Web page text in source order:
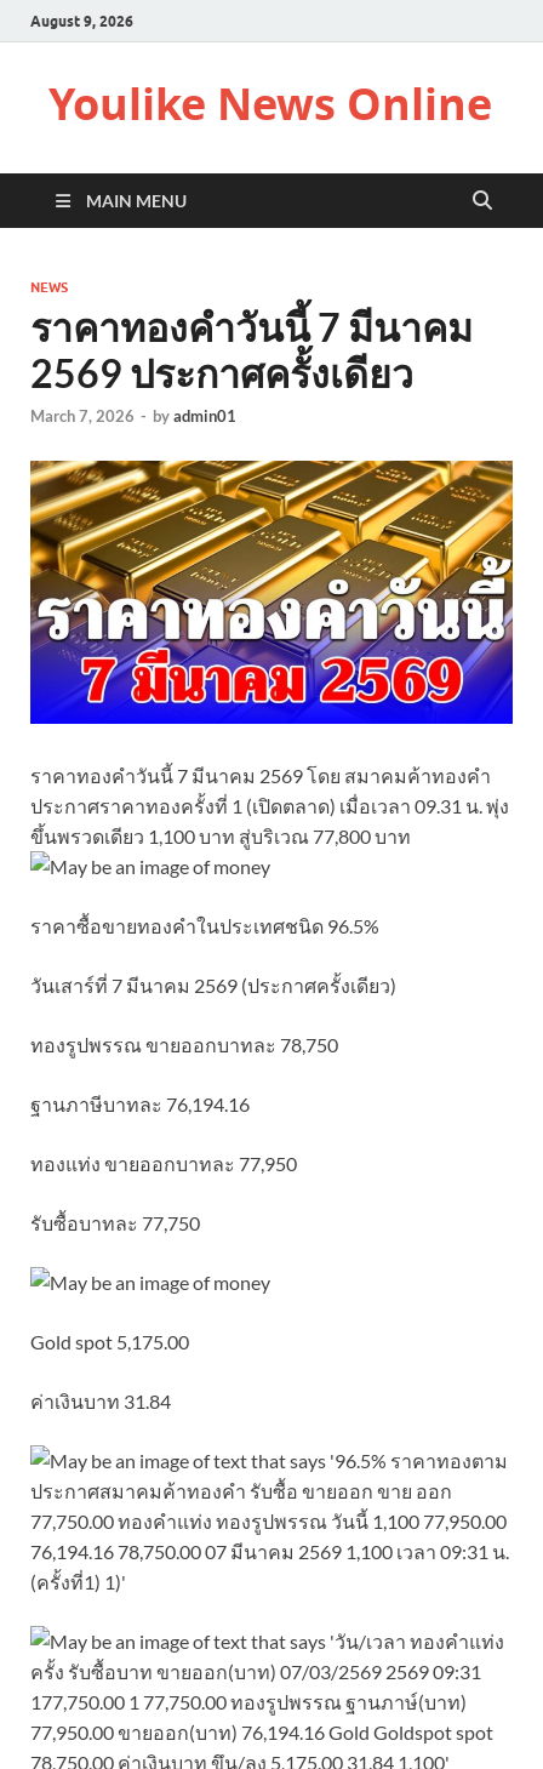
August 9, 2026
Youlike News Online
MAIN MENU
NEWS
ราคาทองคำวันนี้ 7 มีนาคม
2569 ประกาศครั้งเดียว
March 7, 2026 - byadmin01
ราคาทองคำวันนี้ 7 มีนาคม 2569 โดย สมาคมค้าทองคำ
ประกาศราคาทองครั้งที่ 1 (เปิดตลาด) เมื่อเวลา 09.31 น. พุ่ง
ขึ้นพรวดเดียว 1,100 บาท สู่บริเวณ 77,800 บาท
ราคาซื้อขายทองคําในประเทศชนิด 96.5%
วันเสาร์ที่ 7 มีนาคม 2569 (ประกาศครั้งเดียว)
ทองรูปพรรณ ขายออกบาทละ 78,750
ฐานภาษีบาทละ 76,194.16
ทองแท่ง ขายออกบาทละ 77,950
รับซื้อบาทละ 77,750
Gold spot 5,175.00
ค่าเงินบาท 31.84